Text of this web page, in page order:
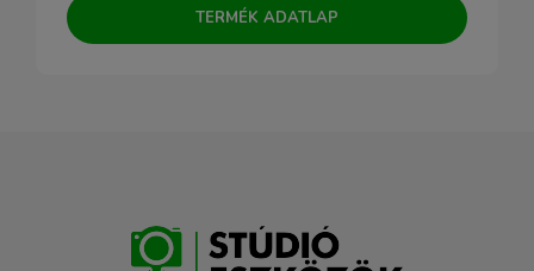
TERMÉK ADATLAP